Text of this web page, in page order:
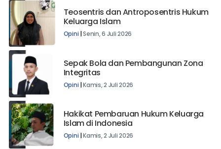
Teosentris dan Antroposentris Hukum
Keluarga Islam
Opini |Senin, 6 Juli 2026
Sepak Bola dan Pembangunan Zona
Integritas
Opini |Kamis, 2 Juli 2026
Hakikat Pembaruan Hukum Keluarga
Islam di Indonesia
Opini |Kamis, 2 Juli 2026